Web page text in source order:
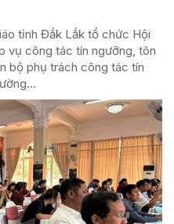
tỉnh Đắk Lắk tổ chức Hội
vụ công tác tín ngưỡng, tôn
bộ phụ trách công tác tín